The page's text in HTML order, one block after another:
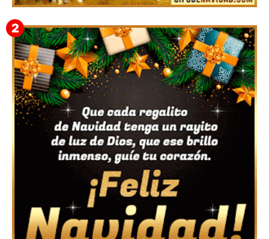
Feliz Navidad y próspero Año Nuevo Nicandro